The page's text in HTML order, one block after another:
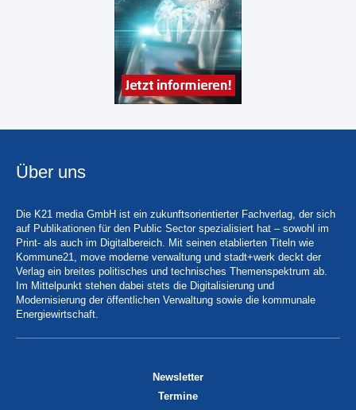
Über uns
Die K21 media GmbH ist ein zukunftsorientierter Fachverlag, der sich
auf Publikationen für den Public Sector spezialisiert hat – sowohl im
Print- als auch im Digitalbereich. Mit seinen etablierten Titeln wie
Kommune21, move moderne verwaltung und stadt+werk deckt der
Verlag ein breites politisches und technisches Themenspektrum ab.
Im Mittelpunkt stehen dabei stets die Digitalisierung und
Modernisierung der öffentlichen Verwaltung sowie die kommunale
Energiewirtschaft.
Newsletter
Termine